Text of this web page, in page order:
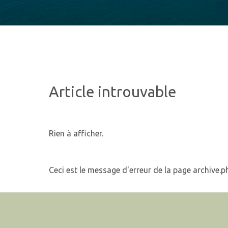
Article introuvable
Rien à afficher.
Ceci est le message d'erreur de la page